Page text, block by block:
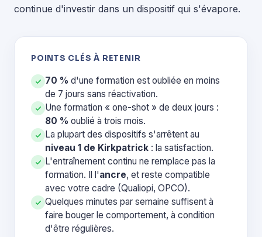
continue d'investir dans un dispositif qui s'évapore.
POINTS CLÉS À RETENIR
70 % d'une formation est oubliée en moins
de 7 jours sans réactivation.
Une formation « one-shot » de deux jours :
80 % oublié à trois mois.
La plupart des dispositifs s'arrêtent au
niveau 1 de Kirkpatrick : la satisfaction.
L'entraînement continu ne remplace pas la
formation. Il l'ancre, et reste compatible
avec votre cadre (Qualiopi, OPCO).
Quelques minutes par semaine suffisent à
faire bouger le comportement, à condition
d'être régulières.